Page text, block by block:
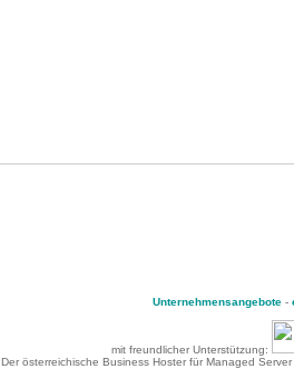
Unternehmensangebote-
mit freundlicher Unterstützung:
Der österreichische Business Hoster für Managed